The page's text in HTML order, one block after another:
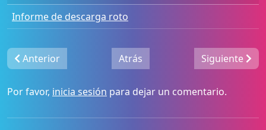
Informe de descarga roto
Anterior Atrás Siguiente
Por favor, inicia sesión para dejar un comentario.